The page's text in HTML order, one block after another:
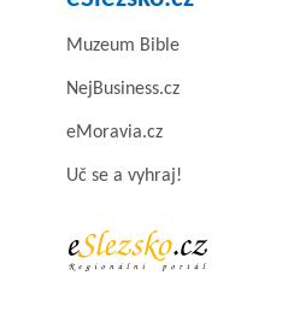
Muzeum Bible
NejBusiness.cz
eMoravia.cz
Uč se a vyhraj!